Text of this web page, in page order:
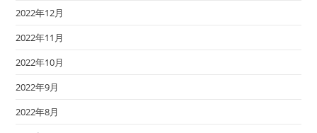
2022年12月
2022年11月
2022年10月
2022年9月
2022年8月